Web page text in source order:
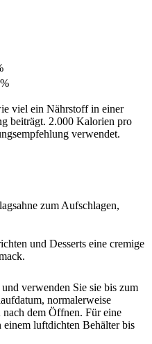
viel ein Nährstoff in einer
beiträgt. 2.000 Kalorien pro
verwendet.
zum Aufschlagen,
und Desserts eine cremige
verwenden Sie sie bis zum
normalerweise
dem Öffnen. Für eine
einem luftdichten Behälter bis